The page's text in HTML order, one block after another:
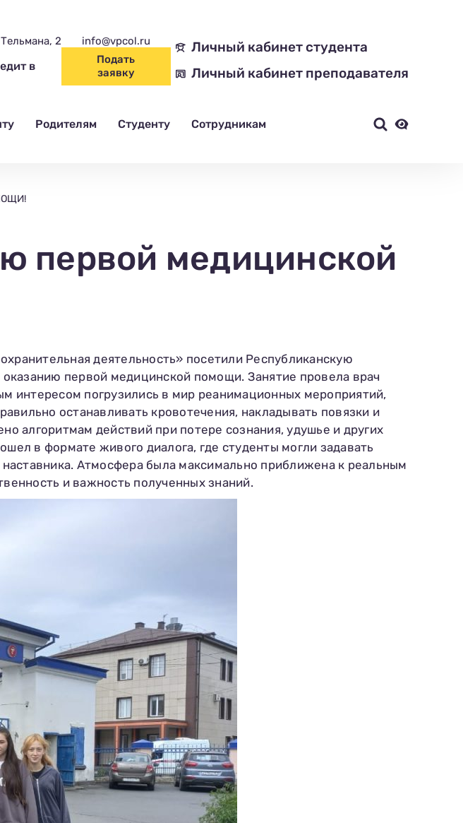
2
в
info@vpcol.ru
Подать
заявку
Личный кабинет студента
Личный кабинет преподавателя
Родителям Студенту Сотрудникам
первой медицинской
деятельность» посетили Республиканскую
первой медицинской помощи. Занятие провела врач
интересом погрузились в мир реанимационных мероприятий,
останавливать кровотечения, накладывать повязки и
алгоритмам действий при потере сознания, удушье и других
в формате живого диалога, где студенты могли задавать
Атмосфера была максимально приближена к реальным
и важность полученных знаний.
Заполни данные о себе и отправь
заявку.
В течение 15-20 минут с вами
свяжется специалист приемной
комиссии, ответит на все вопросы и
поможет подобрать интересующую
программу обучения.
Подготовь документы для